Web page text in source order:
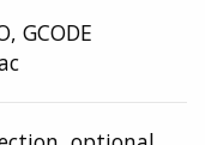
GCODE